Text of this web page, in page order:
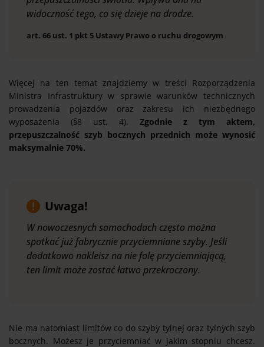
widoczność tego, co się dzieje na drodze.
art. 66 ust. 1 pkt 5 Ustawy Prawo o ruchu drogowym
Więcej na ten temat znajdziemy w treści Rozporządzenia
Ministra Infrastruktury w sprawie warunków technicznych
prowadzenia pojazdów oraz zakresu ich niezbędnego
wyposażenia (§8 ust. 4). Zgodnie z tym aktem,
przepuszczalność szyb bocznych przednich może wynosić
maksymalnie 70%.
Uwaga!
W nowoczesnych samochodach często można
spotkać już fabrycznie przyciemniane szyby. Jeśli
dodatkowo nakleisz na nie folę przyciemniającą,
ten limit może zostać łatwo przekroczony.
Nie ma natomiast limitów co do szyby tylnej oraz tylnych szyb
bocznych. Możesz je przyciemniać w jakim stopniu chcesz.